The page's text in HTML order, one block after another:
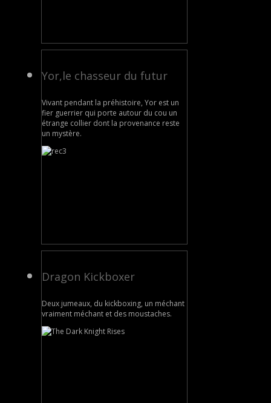
Yor,le chasseur du futur
Vivant pendant la préhistoire, Yor est un
fier guerrier qui porte autour du cou un
étrange collier dont la provenance reste
un mystère.
Dragon Kickboxer
Deux jumeaux, du kickboxing, un méchant
vraiment méchant et des moustaches.